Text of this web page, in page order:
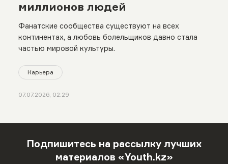
миллионов людей
Фанатские сообщества существуют на всех
континентах, а любовь болельщиков давно стала
частью мировой культуры.
Карьера
07.07.2026, 02:29
Подпишитесь на рассылку лучших
материалов «Youth.kz»